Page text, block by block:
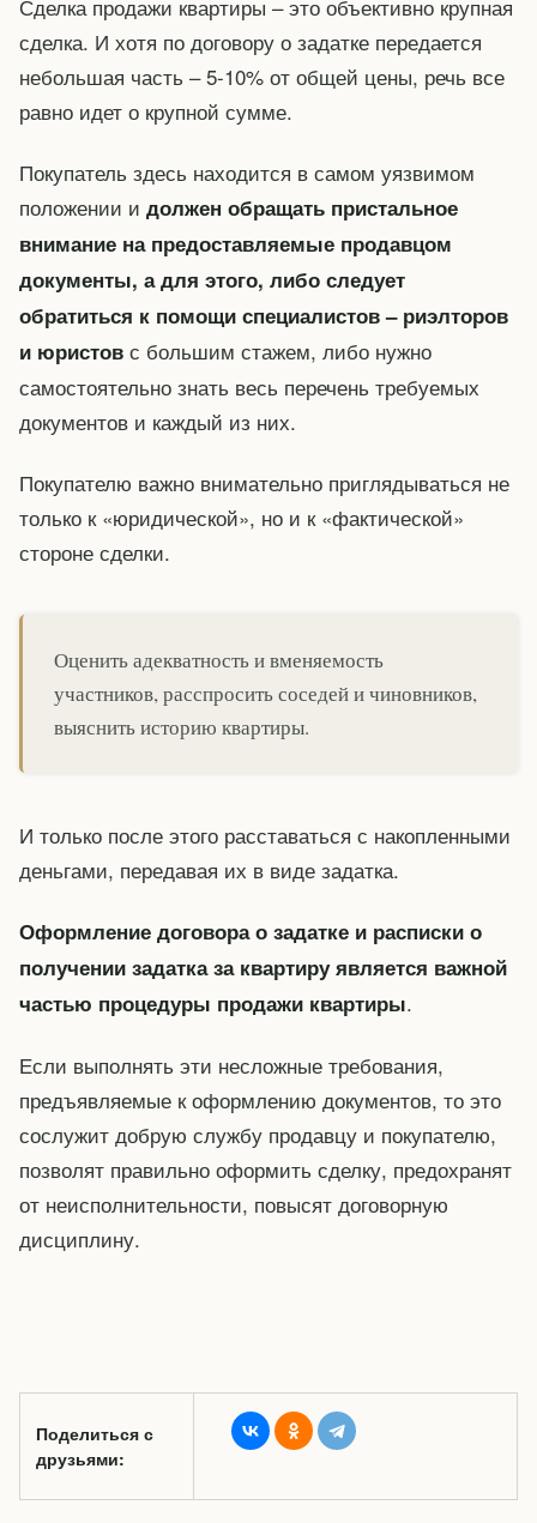
Сделка продажи квартиры – это объективно крупная
сделка. И хотя по договору о задатке передается
небольшая часть – 5-10% от общей цены, речь все
равно идет о крупной сумме.
Покупатель здесь находится в самом уязвимом
положении и должен обращать пристальное
внимание на предоставляемые продавцом
документы, а для этого, либо следует
обратиться к помощи специалистов – риэлторов
и юристов с большим стажем, либо нужно
самостоятельно знать весь перечень требуемых
документов и каждый из них.
Покупателю важно внимательно приглядываться не
только к «юридической», но и к «фактической»
стороне сделки.
Оценить адекватность и вменяемость
участников, расспросить соседей и чиновников,
выяснить историю квартиры.
И только после этого расставаться с накопленными
деньгами, передавая их в виде задатка.
Оформление договора о задатке и расписки о
получении задатка за квартиру является важной
частью процедуры продажи квартиры.
Если выполнять эти несложные требования,
предъявляемые к оформлению документов, то это
сослужит добрую службу продавцу и покупателю,
позволят правильно оформить сделку, предохранят
от неисполнительности, повысят договорную
дисциплину.
Поделиться с
друзьями: